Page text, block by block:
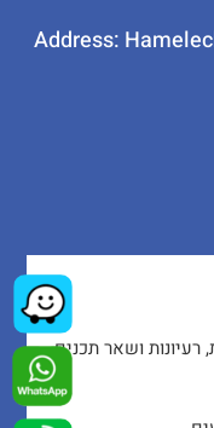
Address:
רעיונות ושאר תכנים